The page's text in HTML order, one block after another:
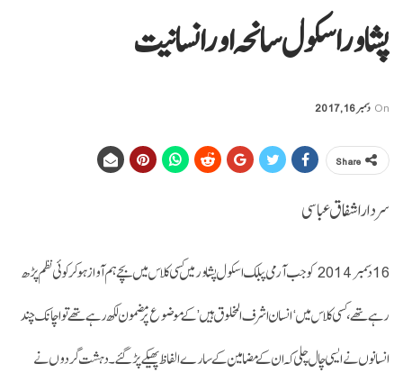
پشاور اسکول سانحہ اور انسانیت
On دسمبر 16, 2017
Share
سرداراشفاق عباسی
16دسمبر2014 کو جب آرمی پبلک اسکول پشاور میں کسی کلاس میں بچے ہم آواز ہوکر کوئی نظم پڑھ
رہے تھے، کسی کلاس میں ‘انسان اشرف المخلوق ہیں’کے موضوع پر مضمون لکھ رہے تھے تو اچانک چند
انسانوں نے ایسی چال چلی کہ ان کے مضامین کے سارے الفاظ پھیکے پڑ گئے۔ دہشت گردوں نے